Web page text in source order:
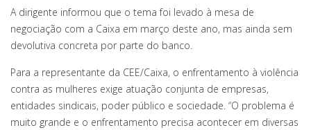
A dirigente informou que o tema foi levado à mesa de
negociação com a Caixa em março deste ano, mas ainda sem
devolutiva concreta por parte do banco.
Para a representante da CEE/Caixa, o enfrentamento à violência
contra as mulheres exige atuação conjunta de empresas,
entidades sindicais, poder público e sociedade. “O problema é
muito grande e o enfrentamento precisa acontecer em diversas